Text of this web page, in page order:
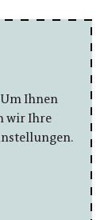
Ihnen
wir Ihre